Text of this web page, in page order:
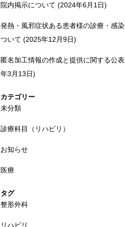
院内掲示について (2024年6月1日)
発熱・風邪症状ある患者様の診療・感
ついて (2025年12月9日)
匿名加工情報の作成と提供に関する公
年3月13日)
カテゴリー
未分類
診療科目（リハビリ）
お知らせ
医療
タグ
整形外科
リハビリ